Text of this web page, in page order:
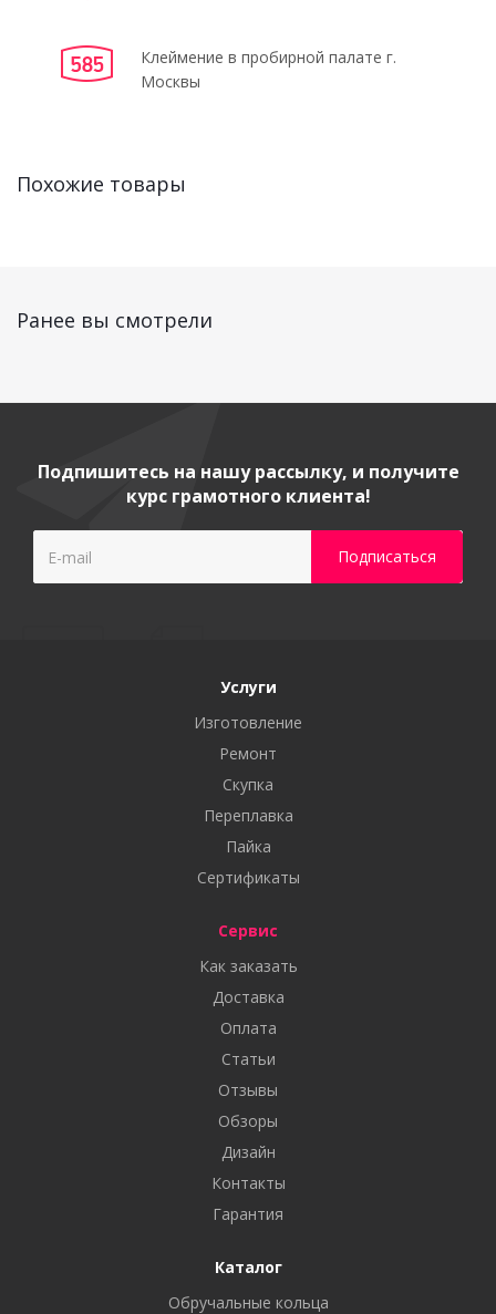
Клеймение в пробирной палате г.
Москвы
Похожие товары
Ранее вы смотрели
Подпишитесь на нашу рассылку, и получите
курс грамотного клиента!
Услуги
Изготовление
Ремонт
Скупка
Переплавка
Пайка
Сертификаты
Сервис
Как заказать
Доставка
Оплата
Статьи
Отзывы
Обзоры
Дизайн
Контакты
Гарантия
Каталог
Обручальные кольца